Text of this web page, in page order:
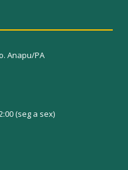
Anapu/PA
(seg a sex)